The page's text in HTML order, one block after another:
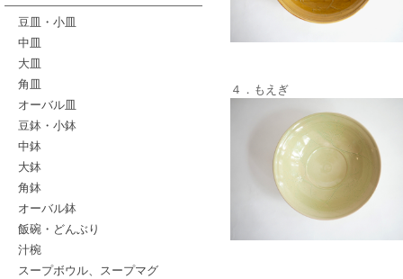
豆皿・小皿
中皿
大皿
角皿
オーバル皿
豆鉢・小鉢
中鉢
大鉢
角鉢
オーバル鉢
飯碗・どんぶり
汁椀
スープボウル、スープマグ
４．もえぎ